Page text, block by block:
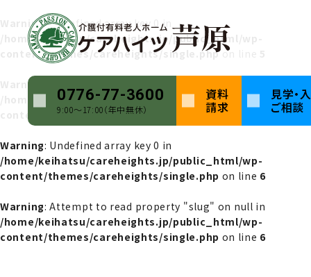
0776-77-3600
9:00〜17:00（年中無休）
資料
請求
見学・
ご相談
Warning: Undefined array key 0 in
/home/keihatsu/careheights.jp/public_html/wp-
content/themes/careheights/single.phpon line
Warning
/home/keihatsu/careheights.jp/public_html/wp-
content/themes/careheights/single.phpon line
Warning: Undefined array key 0 in
/home/keihatsu/careheights.jp/public_html/wp-
content/themes/careheights/single.php on line 6
Warning: Attempt to read property "slug" on null in
/home/keihatsu/careheights.jp/public_html/wp-
content/themes/careheights/single.php on line 6